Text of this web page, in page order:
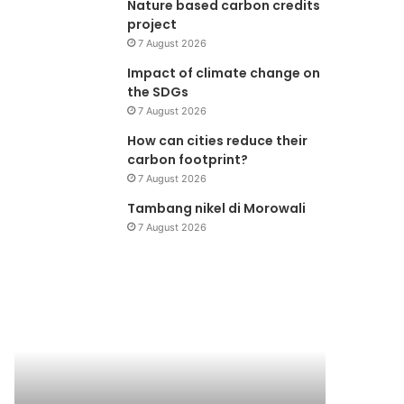
Nature based carbon credits
project
7 August 2026
Impact of climate change on
the SDGs
7 August 2026
How can cities reduce their
carbon footprint?
7 August 2026
Tambang nikel di Morowali
7 August 2026